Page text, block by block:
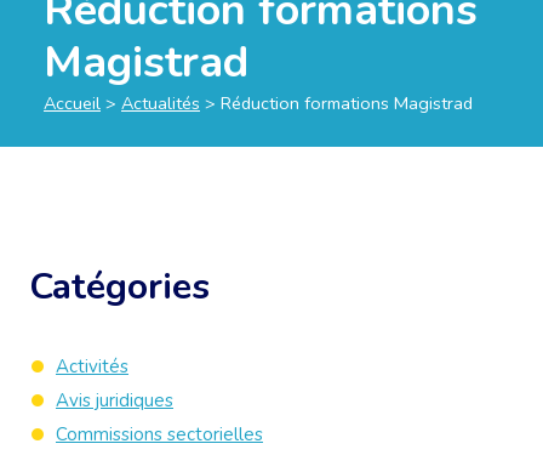
Magistrad
Accueil > Actualités > Réduction formations Magistrad
Catégories
Activités
Avis juridiques
Commissions sectorielles